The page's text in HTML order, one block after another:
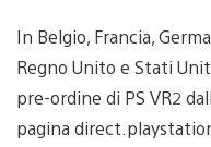
In Belgio, Francia,
Regno Unito e Stati
pre-ordine di PS VR2
pagina